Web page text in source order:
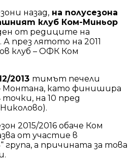
назад, на полусезона
клуб Ком-Миньор
от редиците на
А през лятото на 2011
клуб – ОФК Ком
2013 тимът печели
Монтана, като финишира
на 10 пред
2015/2016 обаче Ком
от участие в
група, а причината за това